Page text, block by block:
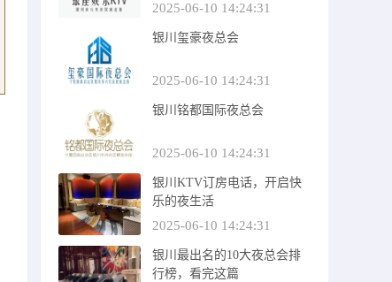
2025-06-10 14:24:31
银川玺豪夜总会
2025-06-10 14:24:31
银川铭都国际夜总会
2025-06-10 14:24:31
银川KTV订房电话，开启快
乐的夜生活
2025-06-10 14:24:31
银川最出名的10大夜总会排
行榜，看完这篇